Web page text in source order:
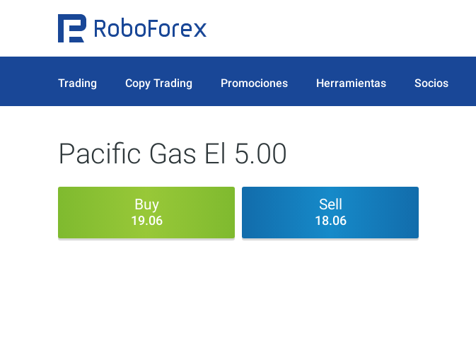
Trading Copy Trading Promociones Herramientas Socios
Pacific Gas El 5.00
Buy
19.06
Sell
18.06